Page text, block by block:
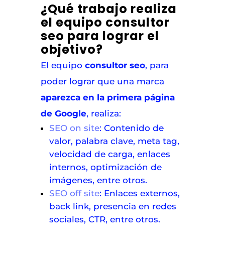
¿Qué trabajo realiza
el equipo consultor
seo para lograr el
objetivo?
El equipo consultor seo, para
poder lograr que una marca
aparezca en la primera página
de Google, realiza:
SEO on site: Contenido de
valor, palabra clave, meta tag,
velocidad de carga, enlaces
internos, optimización de
imágenes, entre otros.
SEO off site: Enlaces externos,
back link, presencia en redes
sociales, CTR, entre otros.